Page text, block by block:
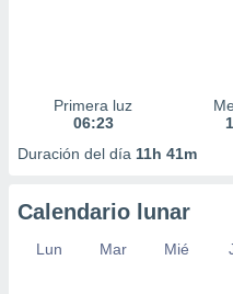
Primera luz
06:23
Duración del día 11h 41m
Calendario lunar
Lun Mar Mié